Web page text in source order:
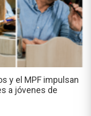
y el MPF impulsan
a jóvenes de